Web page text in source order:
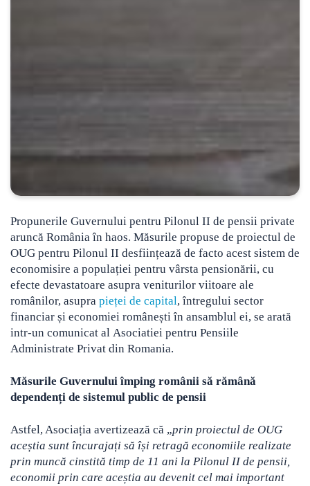
Propunerile Guvernului pentru Pilonul II de pensii private
aruncă România în haos. Măsurile propuse de proiectul de
OUG pentru Pilonul II desființează de facto acest sistem de
economisire a populației pentru vârsta pensionării, cu
efecte devastatoare asupra veniturilor viitoare ale
românilor, asupra pieței de capital, întregului sector
financiar și economiei românești în ansamblul ei, se arată
intr-un comunicat al Asociatiei pentru Pensiile
Administrate Privat din Romania.
Măsurile Guvernului împing românii să rămână
dependenți de sistemul public de pensii
Astfel, Asociația avertizează că „prin proiectul de OUG
aceștia sunt încurajați să își retragă economiile realizate
prin muncă cinstită timp de 11 ani la Pilonul II de pensii,
economii prin care aceștia au devenit cel mai important